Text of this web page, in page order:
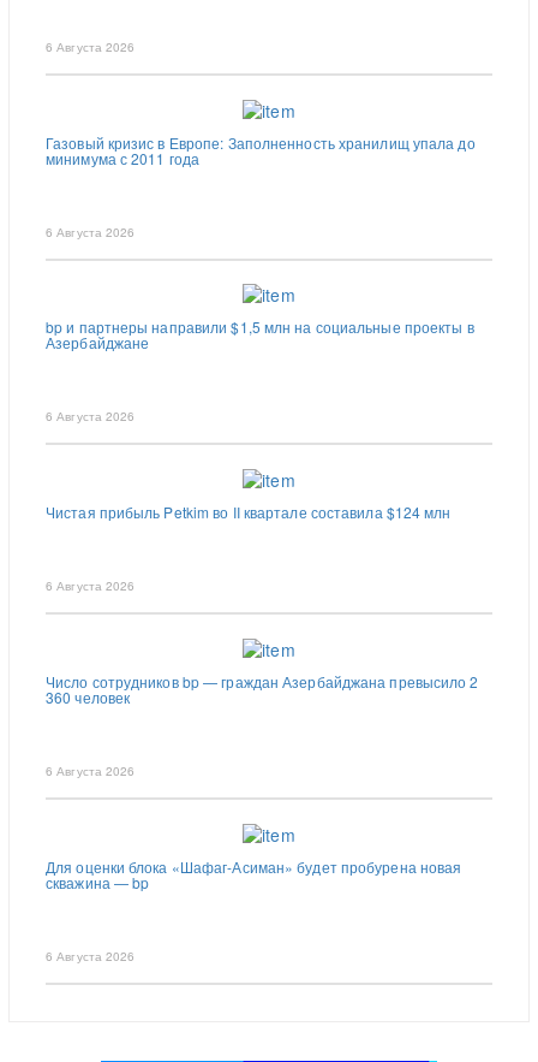
6 Августа 2026
Газовый кризис в Европе: Заполненность хранилищ упала до
минимума с 2011 года
6 Августа 2026
bp и партнеры направили $1,5 млн на социальные проекты в
Азербайджане
6 Августа 2026
Чистая прибыль Petkim во II квартале составила $124 млн
6 Августа 2026
Число сотрудников bp — граждан Азербайджана превысило 2
360 человек
6 Августа 2026
Для оценки блока «Шафаг-Асиман» будет пробурена новая
скважина — bp
6 Августа 2026